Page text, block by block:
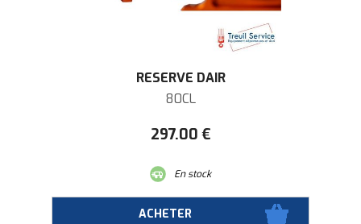
RESERVE DAIR
80CL
297.00 €
En stock